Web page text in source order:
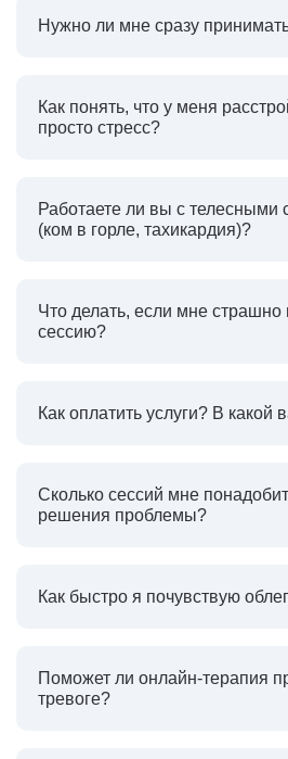
Нужно ли мне сразу
Как понять, что у меня
просто стресс?
Работаете ли вы с телесными
(ком в горле, тахикардия)?
Что делать, если мне
сессию?
Как оплатить услуги? В какой
Сколько сессий мне
решения проблемы?
Как быстро я почувствую
Поможет ли онлайн-терапия
тревоге?